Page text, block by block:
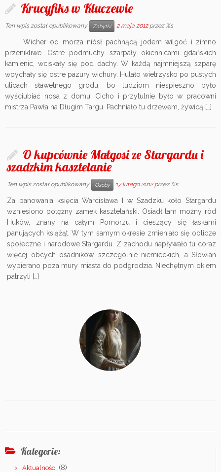
Krucyfiks w Kluczewie
Ten wpis został opublikowany Zabytki 2 maja 2012 przez %s
Wicher od morza niósł pachnącą jodem wilgoć i zimno
przenikliwe. Ostre podmuchy szarpały okiennicami gdańskich
kamienic, wciskały się pod dachy. W każdą najmniejszą szparę
wpychały się ostre pazury wichury. Hulało wietrzysko po pustych
ulicach sławetnego grodu, bo ludziom niespieszno było
wyściubiać nosa z domu. Cicho i przytulnie było w pracowni
mistrza Pawła na Długim Targu. Pachniało tu drzewem, żywicą […]
O kupcównie Małgosi ze Stargardu i
szadzkim kasztelanie
Ten wpis został opublikowany Osoby 17 lutego 2012 przez %s
Za panowania księcia Warcisława I w Szadzku koło Stargardu
wzniesiono potężny zamek kasztelański. Osiadł tam możny ród
Huków, znany na całym Pomorzu i cieszący się łaskami
panujących książąt. W tym samym okresie zmieniało się oblicze
społeczne i narodowe Stargardu. Z zachodu napływało tu coraz
więcej obcych osadników, szczególnie niemieckich, a Słowian
wypierano poza mury miasta do podgrodzia. Niechętnym okiem
patrzyli […]
Kategorie:
Aktualności (8)